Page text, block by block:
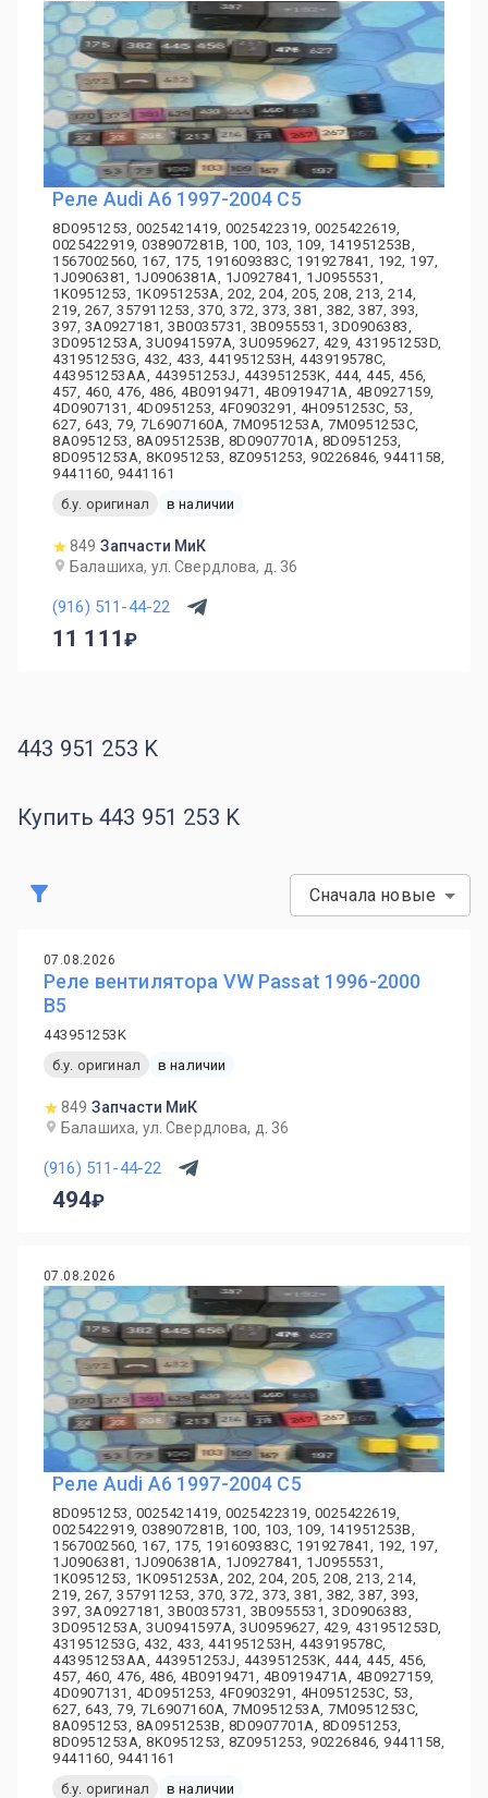
Реле Audi A6 1997-2004 C5
8D0951253, 0025421419, 0025422319, 0025422619,
0025422919, 038907281B, 100, 103, 109, 141951253B,
1567002560, 167, 175, 191609383C, 191927841, 192, 197,
1J0906381, 1J0906381A, 1J0927841, 1J0955531,
1K0951253, 1K0951253A, 202, 204, 205, 208, 213, 214,
219, 267, 357911253, 370, 372, 373, 381, 382, 387, 393,
397, 3A0927181, 3B0035731, 3B0955531, 3D0906383,
3D0951253A, 3U0941597A, 3U0959627, 429, 431951253D,
431951253G, 432, 433, 441951253H, 443919578C,
443951253AA, 443951253J, 443951253K, 444, 445, 456,
457, 460, 476, 486, 4B0919471, 4B0919471A, 4B0927159,
4D0907131, 4D0951253, 4F0903291, 4H0951253C, 53,
627, 643, 79, 7L6907160A, 7M0951253A, 7M0951253C,
8A0951253, 8A0951253B, 8D0907701A, 8D0951253,
8D0951253A, 8K0951253, 8Z0951253, 90226846, 9441158,
9441160, 9441161
б.у. оригинал
в наличии
849 Запчасти МиК
Балашиха, ул. Свердлова, д. 36
(916) 511-44-22
11 111
443 951 253 K
Купить 443 951 253 K
Сначала новые
07.08.2026
Реле вентилятора VW Passat 1996-2000
B5
443951253K
б.у. оригинал
в наличии
849 Запчасти МиК
Балашиха, ул. Свердлова, д. 36
(916) 511-44-22
494
07.08.2026
Реле Audi A6 1997-2004 C5
8D0951253, 0025421419, 0025422319, 0025422619,
0025422919, 038907281B, 100, 103, 109, 141951253B,
1567002560, 167, 175, 191609383C, 191927841, 192, 197,
1J0906381, 1J0906381A, 1J0927841, 1J0955531,
1K0951253, 1K0951253A, 202, 204, 205, 208, 213, 214,
219, 267, 357911253, 370, 372, 373, 381, 382, 387, 393,
397, 3A0927181, 3B0035731, 3B0955531, 3D0906383,
3D0951253A, 3U0941597A, 3U0959627, 429, 431951253D,
431951253G, 432, 433, 441951253H, 443919578C,
443951253AA, 443951253J, 443951253K, 444, 445, 456,
457, 460, 476, 486, 4B0919471, 4B0919471A, 4B0927159,
4D0907131, 4D0951253, 4F0903291, 4H0951253C, 53,
627, 643, 79, 7L6907160A, 7M0951253A, 7M0951253C,
8A0951253, 8A0951253B, 8D0907701A, 8D0951253,
8D0951253A, 8K0951253, 8Z0951253, 90226846, 9441158,
9441160, 9441161
б.у. оригинал
в наличии